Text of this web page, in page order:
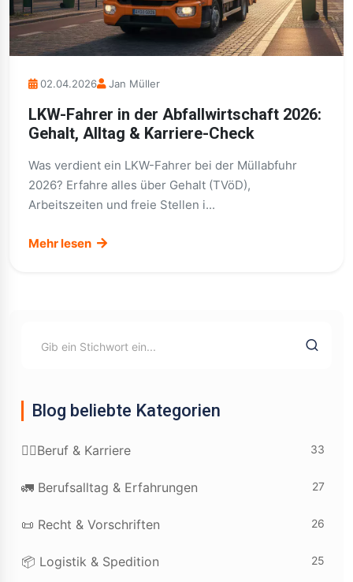
02.04.2026 Jan Müller
LKW-Fahrer in der Abfallwirtschaft 2026:
Gehalt, Alltag & Karriere-Check
Was verdient ein LKW-Fahrer bei der Müllabfuhr
2026? Erfahre alles über Gehalt (TVöD),
Arbeitszeiten und freie Stellen i...
Mehr lesen
Blog beliebte Kategorien
👷‍♂️Beruf & Karriere 33
🚛 Berufsalltag & Erfahrungen 27
📜 Recht & Vorschriften 26
📦 Logistik & Spedition 25